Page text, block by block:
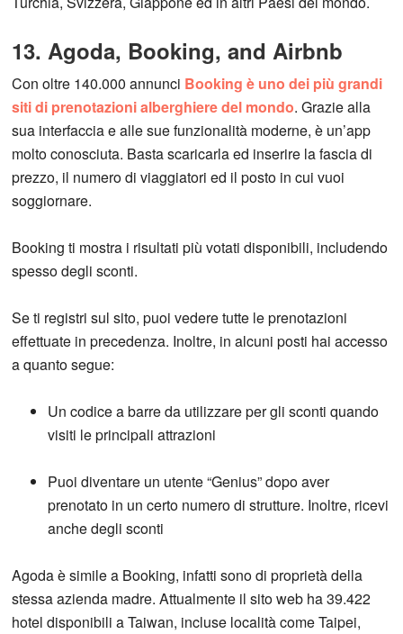
13. Agoda, Booking, and Airbnb
Con oltre 140.000 annunci Booking è uno dei più grandi
siti di prenotazioni alberghiere del mondo. Grazie alla
sua interfaccia e alle sue funzionalità moderne, è un’app
molto conosciuta. Basta scaricarla ed inserire la fascia di
prezzo, il numero di viaggiatori ed il posto in cui vuoi
soggiornare.
Booking ti mostra i risultati più votati disponibili, includendo
spesso degli sconti.
Se ti registri sul sito, puoi vedere tutte le prenotazioni
effettuate in precedenza. Inoltre, in alcuni posti hai accesso
a quanto segue:
Un codice a barre da utilizzare per gli sconti quando
visiti le principali attrazioni
Puoi diventare un utente “Genius” dopo aver
prenotato in un certo numero di strutture. Inoltre, ricevi
anche degli sconti
Agoda è simile a Booking, infatti sono di proprietà della
stessa azienda madre. Attualmente il sito web ha 39.422
hotel disponibili a Taiwan, incluse località come Taipei,